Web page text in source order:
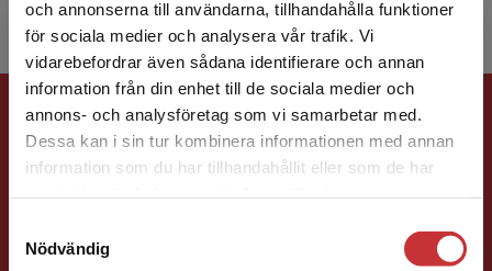
och annonserna till användarna, tillhandahålla funktioner
för sociala medier och analysera vår trafik. Vi
vidarebefordrar även sådana identifierare och annan
information från din enhet till de sociala medier och
annons- och analysföretag som vi samarbetar med.
Dessa kan i sin tur kombinera informationen med annan
information som du har tillhandahållit eller som de har
Nödvändig
Begränsad fraktregion
Det verkar som att du besöker
studentlitteratur.se via en enhet utanför Sverige.
Vi erbjuder inte leveranser utanför Sverige. För
att kunna slutföra ett köp måste
Förlagskontakt